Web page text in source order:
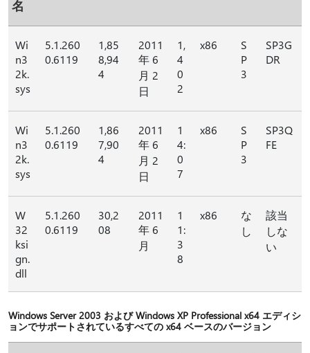
名
Wi
n3
2k.
sys
5.1.260
0.6119
1,85
8,94
4
2011
年 6
月 2
日
1,
4
0
2
x86
S
P
3
SP3G
DR
Wi
n3
2k.
sys
5.1.260
0.6119
1,86
7,90
4
2011
年 6
月 2
日
1
4:
0
7
x86
S
P
3
SP3Q
FE
W
32
ksi
gn.
dll
5.1.260
0.6119
30,2
08
2011
年 6
月
1
1:
3
8
x86
な
し
該当
しな
い
Windows Server 2003 および Windows XP Professional x64 エディシ
ョンでサポートされているすべての x64 ベースのバージョン